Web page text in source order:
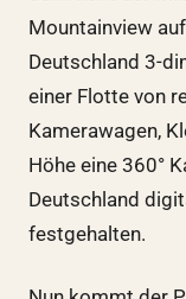
Mountainview
Deutschland 3-
einer Flotte von
Kamerawagen,
Höhe eine 360°
Deutschland
festgehalten.